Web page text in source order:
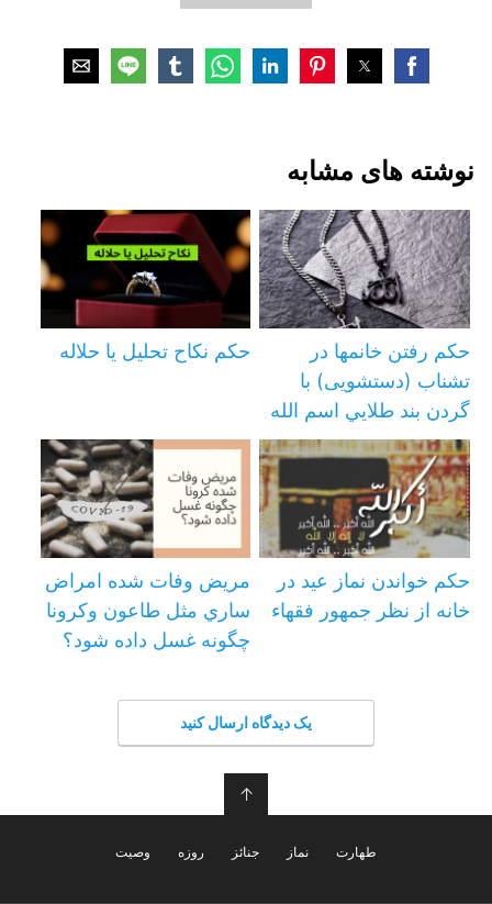
نوشته های مشابه
حکم رفتن خانمها در
تشناب (دستشویی) با
گردن بند طلايي اسم الله
حکم نکاح تحلیل یا حلاله
حكم خواندن نماز عيد در
خانه از نظر جمهور فقهاء
مریض وفات شده امراض
ساري مثل طاعون وكرونا
چگونه غسل داده شود؟
یک دیدگاه ارسال کنید
↑
طهارت نماز جنائز روزه وصیت